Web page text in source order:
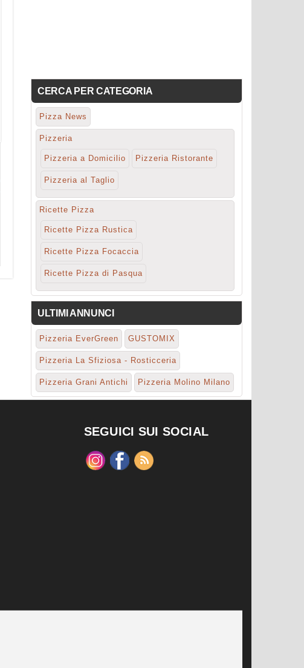
CERCA PER CATEGORIA
Pizza News
Pizzeria
Pizzeria a Domicilio Pizzeria Ristorante
Pizzeria al Taglio
Ricette Pizza
Ricette Pizza Rustica
Ricette Pizza Focaccia
Ricette Pizza di Pasqua
ULTIMI ANNUNCI
Pizzeria EverGreen GUSTOMIX
Pizzeria La Sfiziosa - Rosticceria
Pizzeria Grani Antichi Pizzeria Molino Milano
SEGUICI SUI SOCIAL